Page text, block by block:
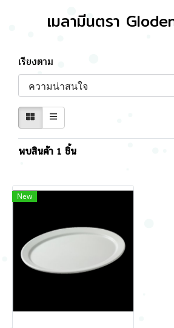
เมลามีนตรา
เรียงตาม
พบสินค้า 1 ชิ้น
New